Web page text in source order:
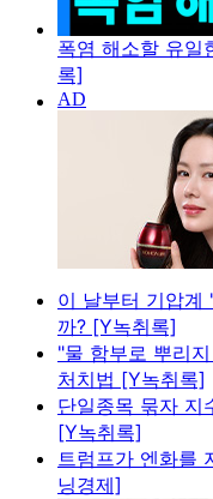
폭염 해소할 유일
록]
이 날부터 기압계
까? [Y녹취록]
"물 함부로 뿌리
처치법 [Y녹취록]
단일종목 묶자 지
[Y녹취록]
트럼프가 엔화를
닝경제]